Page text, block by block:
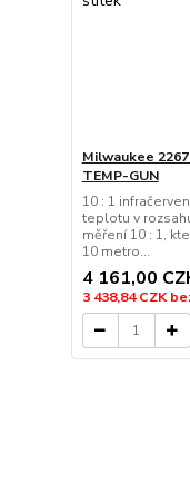
Milwaukee
TEMP-GUN
10 : 1
teplotu v
měření 10 : 1,
10 metro...
4 161,00
3 438,84 CZK